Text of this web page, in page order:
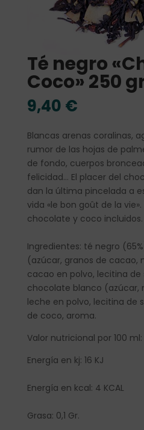
Té negro
Coco» 250
9,40 €
Blancas arenas coralinas,
rumor de las hojas de
de fondo, cuerpos
felicidad… El placer del
dan la última pincelada a
vida «le bon goût de la
chocolate y coco incluidos.
Ingredientes: té negro
(azúcar, granos de cacao,
cacao en polvo, lecitina de
chocolate blanco (azúcar,
leche en polvo, lecitina de
de coco, aroma.
Valor nutricional por 100 ml:
Energía en kj: 16 KJ
Energía en kcal: 4 KCAL
Grasa: 0,1 Gr.